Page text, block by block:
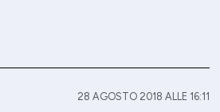
28 AGOSTO 2018 ALLE 16:11